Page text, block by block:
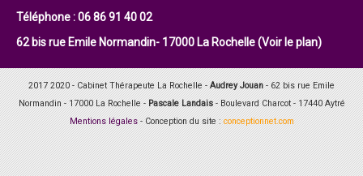
Téléphone : 06 86 91 40 02
62 bis rue Emile Normandin- 17000 La Rochelle(Voir le plan)
2017 2020 - Cabinet Thérapeute La Rochelle -Audrey Jouan- 62 bis rue Emile
Normandin - 17000 La Rochelle -Pascale Landais- Boulevard Charcot - 17440 Aytré
Mentions légales-Conception du site :conceptionnet.com